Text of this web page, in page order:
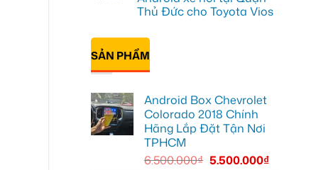
YouTube
tiện
Quận
Bình
biến
màn
zin
thành
ở
Chị
cấp
Android
box
Quận
biến
màn
zin
thành
Smart
Thủ Đức cho Toyota Vios
có
luận
ở
Anh
màn
hình
Android
hơi
Quận
Thủ
SẢN PHẨM
Android Box Chevrolet
Colorado 2018 Chính
Hãng Lắp Đặt Tận Nơi
TPHCM
6.500.000₫ 5.500.000₫